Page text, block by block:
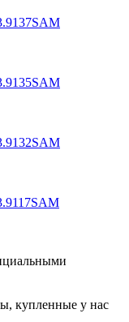
купленные у нас